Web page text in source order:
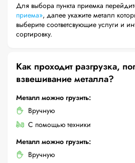
Для выбора пункта приемка
приема», далее укажите металл
выберите соответсвующие услуги и интересующую Вас
сортировку.
Как проходит разгрузка,
взвешивание металла?
Металл можно грузить:
Вручную
С помощью техники
Металл можно грузить:
Вручную